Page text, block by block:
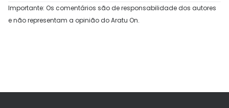
Importante: Os comentários são de responsabilidade dos autores
e não representam a opinião do Aratu On.